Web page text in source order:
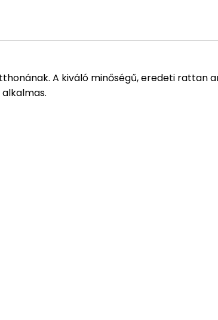
A kiváló minőségű, eredeti rattan